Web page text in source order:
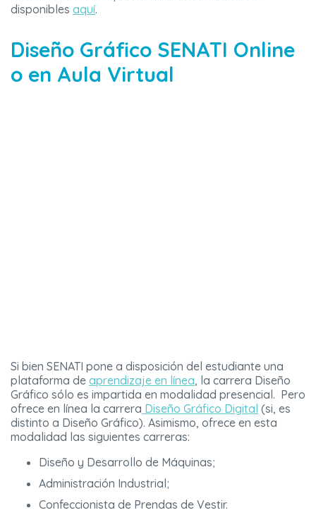
disponibles aquí.
Diseño Gráfico SENATI Online
o en Aula Virtual
Si bien SENATI pone a disposición del estudiante una
plataforma de aprendizaje en línea, la carrera Diseño
Gráfico sólo es impartida en modalidad presencial. Pero
ofrece en línea la carrera Diseño Gráfico Digital (si, es
distinto a Diseño Gráfico). Asimismo, ofrece en esta
modalidad las siguientes carreras:
Diseño y Desarrollo de Máquinas;
Administración Industrial;
Confeccionista de Prendas de Vestir.